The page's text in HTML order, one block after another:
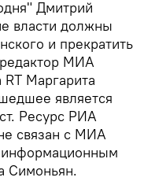
Дмитрий
власти должны
и прекратить
МИА
Маргарита
является
Ресурс РИА
связан с МИА
информационным
Симоньян.